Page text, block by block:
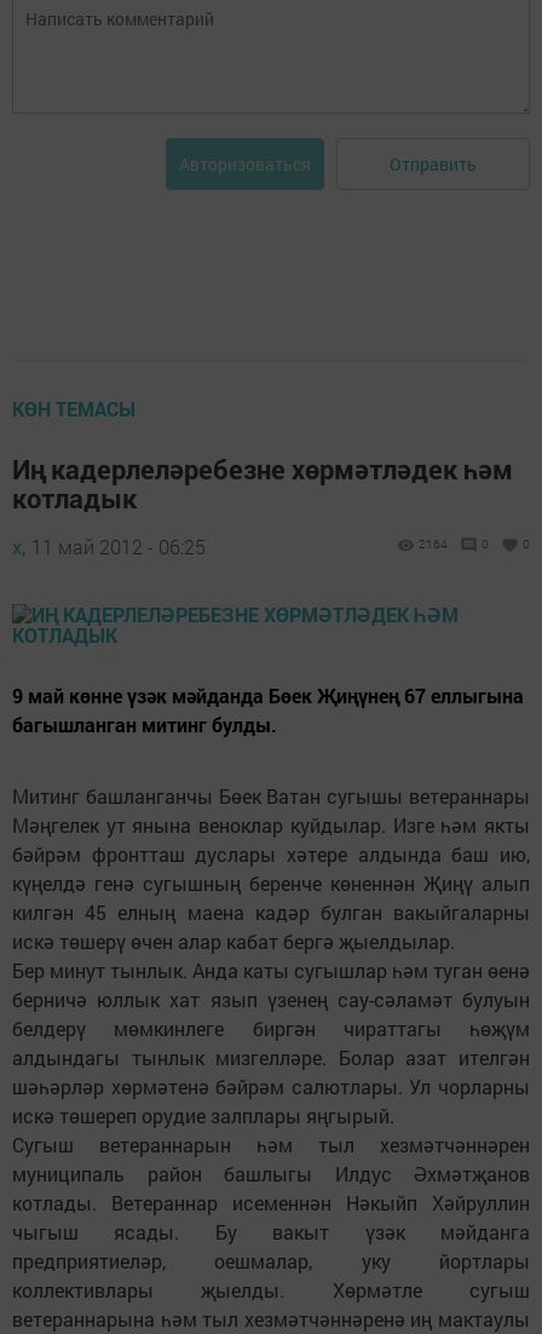
Авторизоваться Отправить
КӨН ТЕМАСЫ
Иң кадерлеләребезне хөрмәтләдек һәм
котладык
х, 11 май 2012 - 06:25 2164 0 0
9 май көнне үзәк мәйданда Бөек Җиңүнең 67 еллыгына
багышланган митинг булды.
Митинг башланганчы Бөек Ватан сугышы ветераннары
Мәңгелек ут янына веноклар куйдылар. Изге һәм якты
бәйрәм фронтташ дуслары хәтере алдында баш ию,
күңелдә генә сугышның беренче көненнән Җиңү алып
килгән 45 елның маена кадәр булган вакыйгаларны
искә төшерү өчен алар кабат бергә җыелдылар.
Бер минут тынлык. Анда каты сугышлар һәм туган өенә
бер­­ничә юллык хат язып үзенең сау-сәламәт булуын
белдерү мөмкинлеге биргән чираттагы һөҗүм
алдындагы тынлык мизгелләре. Болар азат ителгән
шәһәрләр хөрмәтенә бәйрәм салютлары. Ул чорларны
искә төшереп орудие залплары яңгырый.
Сугыш ветераннарын һәм тыл хезмәтчәннәрен
муниципаль район башлыгы Илдус Әхмәтҗанов
котлады. Ветераннар исеменнән Нәкыйп Хәйруллин
чыгыш ясады. Бу вакыт үзәк мәйданга
предприятиеләр, оешмалар, уку йортлары
коллективлары җыелды. Хөрмәтле сугыш
ветераннарына һәм тыл хезмәтчәннәренә иң мактаулы